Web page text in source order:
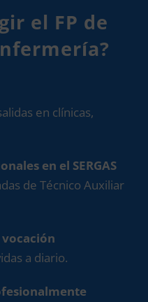
el FP de
en clínicas,
en el SERGAS
de Técnico Auxiliar
a diario.